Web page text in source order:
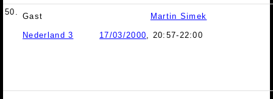
50. Gast Martin Simek
Nederland 3 17/03/2000, 20:57-22:00